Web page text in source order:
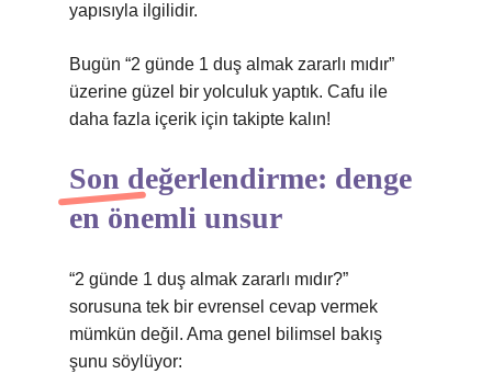
yapısıyla ilgilidir.
Bugün “2 günde 1 duş almak zararlı mıdır”
üzerine güzel bir yolculuk yaptık. Cafu ile
daha fazla içerik için takipte kalın!
Son değerlendirme: denge
en önemli unsur
“2 günde 1 duş almak zararlı mıdır?”
sorusuna tek bir evrensel cevap vermek
mümkün değil. Ama genel bilimsel bakış
şunu söylüyor: